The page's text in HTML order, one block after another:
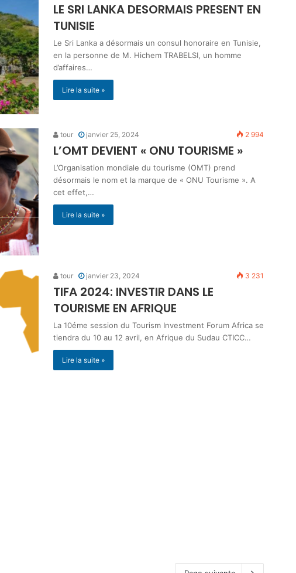
LE SRI LANKA DESORMAIS PRESENT EN
TUNISIE
Le Sri Lanka a désormais un consul honoraire en Tunisie,
en la personne de M. Hichem TRABELSI, un homme
d’affaires…
Lire la suite »
tour janvier 25, 2024 2 994
L’OMT DEVIENT « ONU TOURISME »
L’Organisation mondiale du tourisme (OMT) prend
désormais le nom et la marque de « ONU Tourisme ». A
cet effet,…
Lire la suite »
tour janvier 23, 2024 3 231
TIFA 2024: INVESTIR DANS LE
TOURISME EN AFRIQUE
La 10éme session du Tourism Investment Forum Africa se
tiendra du 10 au 12 avril, en Afrique du Sudau CTICC…
Lire la suite »